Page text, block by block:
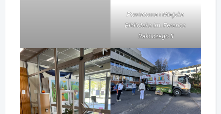
Powiatowa i Miejska
Biblioteka im. Ferenca
Rakoczego II